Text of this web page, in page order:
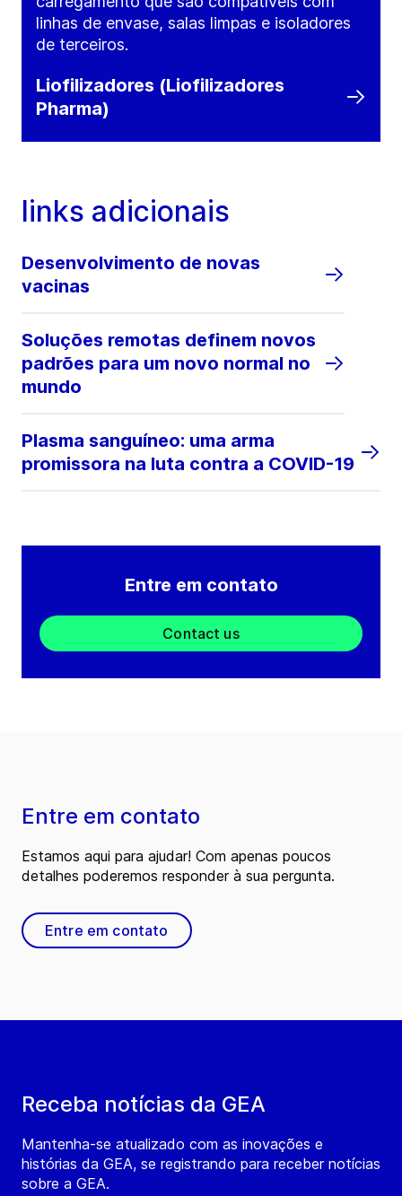
linhas de envase, salas limpas e isoladores
de terceiros.
Liofilizadores (Liofilizadores
Pharma)
links adicionais
Desenvolvimento de novas
vacinas
Soluções remotas definem novos
padrões para um novo normal no
mundo
Plasma sanguíneo: uma arma
promissora na luta contra a COVID-19
Entre em contato
Contact us
Receba notícias da GEA
Mantenha-se atualizado com as inovações e
histórias da GEA, se registrando para receber notícias
sobre a GEA.
Entre em contato
Estamos aqui para ajudar! Com apenas poucos
detalhes poderemos responder à sua pergunta.
Entre em contato